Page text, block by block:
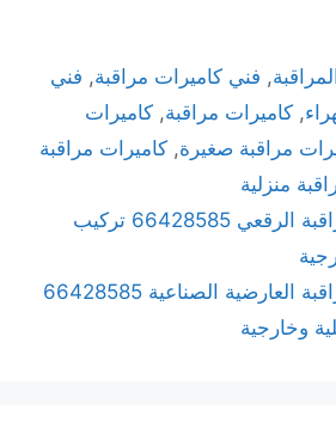
, فني كاميرات مراقبة, فني
, كاميرات مراقبة, كاميرات
مراقبة صغيرة, كاميرات مراقبة
منزلية
فني كاميرات مراقبة الرقعي 66428585 تركيب
فني كاميرات مراقبة العارضية الصناعية 66428585
وخارجية